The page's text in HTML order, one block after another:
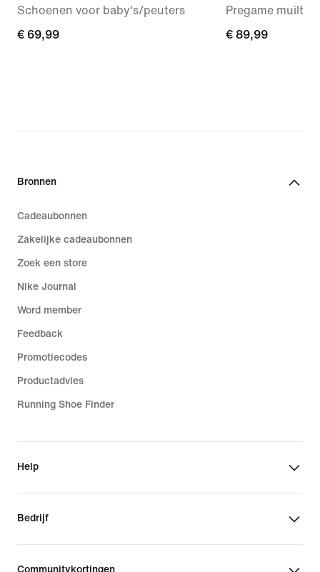
Schoenen voor baby's/peuters
€ 69,99
€ 69,99
Pregame
€ 89,99
€ 89,99
Bronnen
Cadeaubonnen
Zakelijke cadeaubonnen
Zoek een store
Nike Journal
Word member
Feedback
Promotiecodes
Productadvies
Running Shoe Finder
Help
Bedrijf
Communitykortingen